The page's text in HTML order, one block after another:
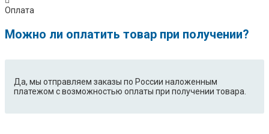
Оплата
Можно ли оплатить товар при получении?
Да, мы отправляем заказы по России наложенным
платежом с возможностью оплаты при получении товара.